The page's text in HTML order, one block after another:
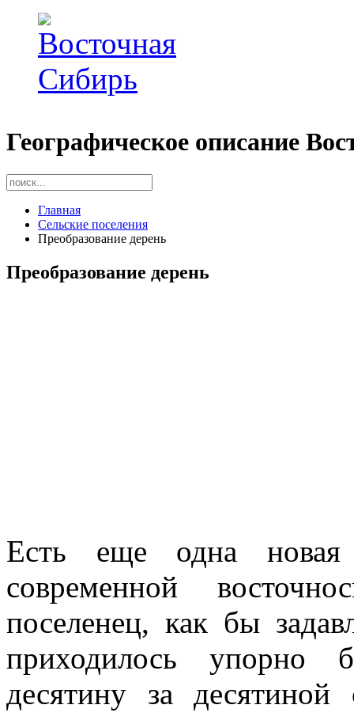
Географическое описание
Главная
Сельские поселения
Преобразование дерень
Преобразование дерень
Есть еще одна
современной
поселенец, как бы
приходи­лось упорно
десятину за